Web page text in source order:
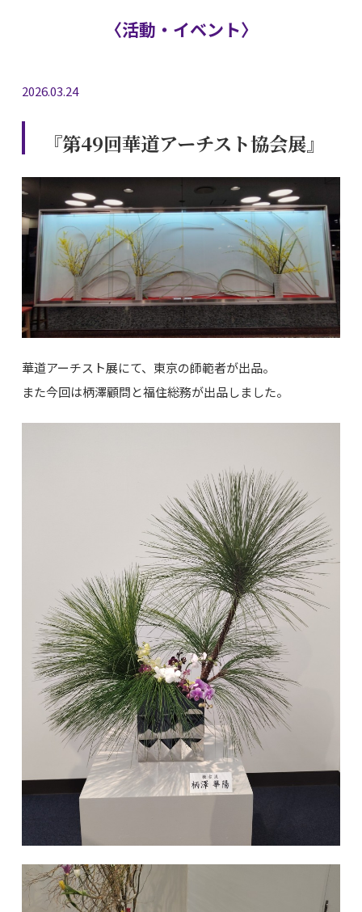
〈活動・イベント〉
2026.03.24
『第49回華道アーチスト協会展』
華道アーチスト展にて、東京の師範者が出品。
また今回は柄澤顧問と福住総務が出品しました。